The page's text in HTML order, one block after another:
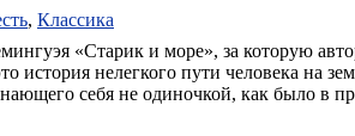
, Классика
«Старик и море», за которую
история нелегкого пути человека на
себя не одиночкой, как было в